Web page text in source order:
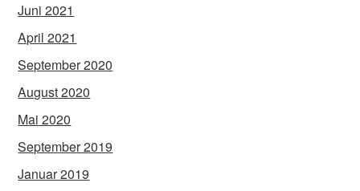
Juni 2021
April 2021
September 2020
August 2020
Mai 2020
September 2019
Januar 2019